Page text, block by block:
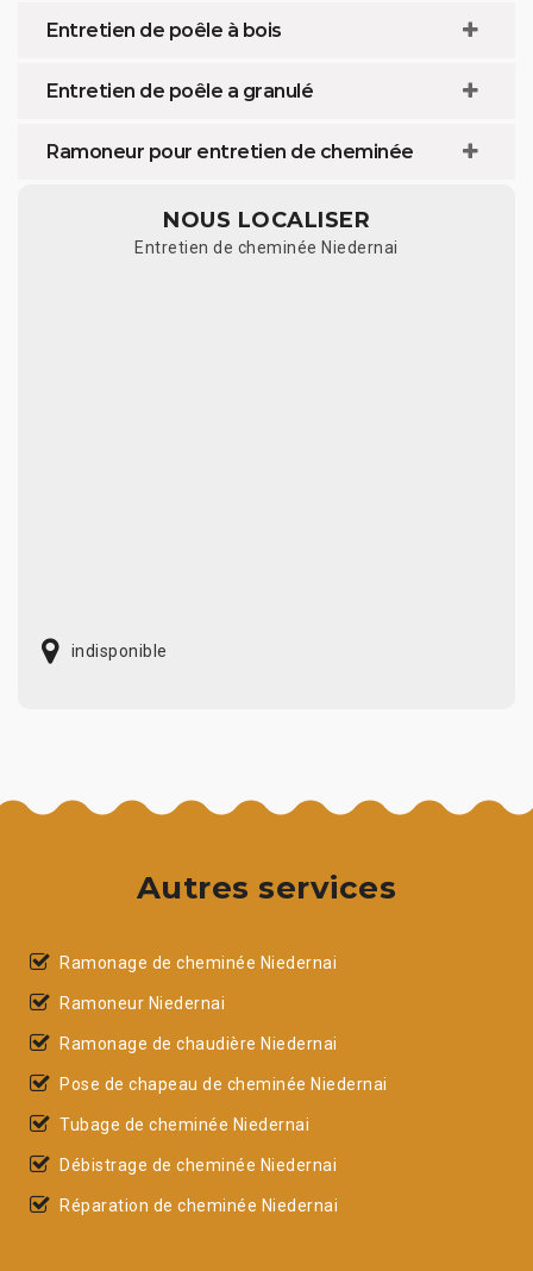
Entretien de poêle à bois
Entretien de poêle a granulé
Ramoneur pour entretien de cheminée
NOUS LOCALISER
Entretien de cheminée Niedernai
indisponible
Autres services
Ramonage de cheminée Niedernai
Ramoneur Niedernai
Ramonage de chaudière Niedernai
Pose de chapeau de cheminée Niedernai
Tubage de cheminée Niedernai
Débistrage de cheminée Niedernai
Réparation de cheminée Niedernai